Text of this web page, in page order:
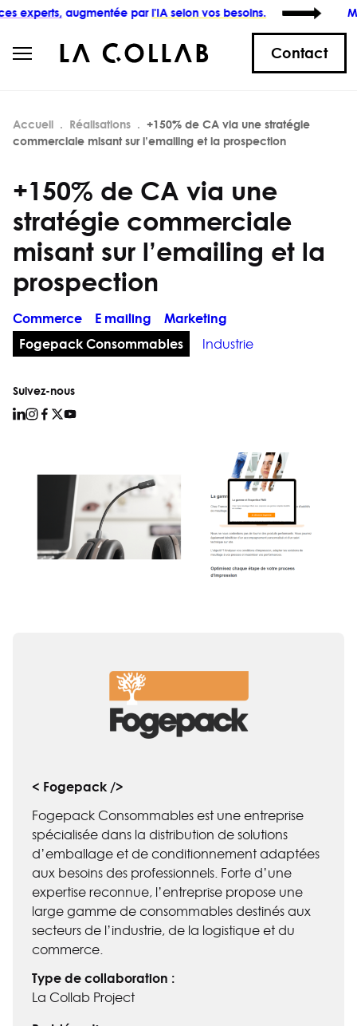
augmentée parl'IA selon vos besoins. Maximisez
Contact
Accueil Réalisations
+150% de CA via une stratégie
commerciale misant sur l’emailing et la prospection
+150% de CA via une
stratégie commerciale
misant sur l’emailing et la
prospection
Commerce E mailing
Marketing
Fogepack Consommables
Industrie
Suivez-nous
< Fogepack />
Fogepack Consommables est une entreprise
spécialisée dans la distribution de solutions
d’emballage et de conditionnement adaptées
aux besoins des professionnels. Forte d’une
expertise reconnue, l’entreprise propose une
large gamme de consommables destinés aux
secteurs de l’industrie, de la logistique et du
commerce.
Type de collaboration :
La Collab Project